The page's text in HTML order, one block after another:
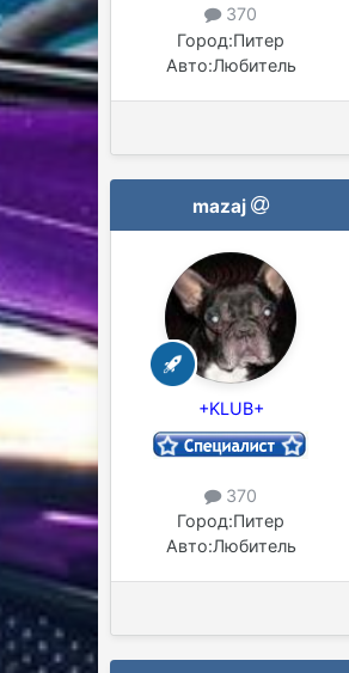
370
Город:Питер
Авто:Любитель
mazaj
+KLUB+
370
Город:Питер
Авто:Любитель